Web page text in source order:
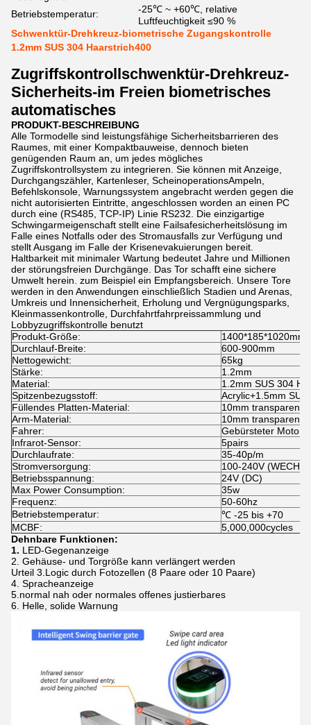
Betriebstemperatur:
-25℃ ~ +60℃, relative
Luftfeuchtigkeit ≤90 %
Schwenktür-Drehkreuz-biometrische Zugangskontrolle
1.2mm SUS 304 Haarstrich400
Zugriffskontrollschwenktür-Drehkreuz-
Sicherheits-im Freien biometrisches
automatisches
PRODUKT-BESCHREIBUNG
Alle Tormodelle sind leistungsfähige Sicherheitsbarrieren des
Raumes, mit einer Kompaktbauweise, dennoch bieten
genügenden Raum an, um jedes mögliches
Zugriffskontrollsystem zu integrieren. Sie können mit Anzeige,
Durchgangszähler, Kartenleser, ScheinoperationsAmpeln,
Befehlskonsole, Warnungssystem angebracht werden gegen die
nicht autorisierten Eintritte, angeschlossen worden an einen PC
durch eine (RS485, TCP-IP) Linie RS232. Die einzigartige
Schwingarmeigenschaft stellt eine Failsafesicherheitslösung im
Falle eines Notfalls oder des Stromausfalls zur Verfügung und
stellt Ausgang im Falle der Krisenevakuierungen bereit.
Haltbarkeit mit minimaler Wartung bedeutet Jahre und Millionen
der störungsfreien Durchgänge. Das Tor schafft eine sichere
Umwelt herein. zum Beispiel ein Empfangsbereich. Unsere Tore
werden in den Anwendungen einschließlich Stadien und Arenas,
Umkreis und Innensicherheit, Erholung und Vergnügungsparks,
Kleinmassenkontrolle, Durchfahrtfahrpreissammlung und
Lobbyzugriffskontrolle benutzt
Produkt-Größe:
1400*185*1020mm
Durchlauf-Breite:
600-900mm
Nettogewicht:
65kg
Stärke:
1.2mm
Material:
1.2mm SUS 304
Spitzenbezugsstoff:
Acrylic+1.5mm
Füllendes Platten-Material:
10mm
Arm-Material:
10mm
Fahrer:
Gebürsteter Motor
Infrarot-Sensor:
5pairs
Durchlaufrate:
35-40p/m
Stromversorgung:
100-240V
Betriebsspannung:
24V (DC)
Max Power Consumption:
35w
Frequenz:
50-60hz
Betriebstemperatur:
℃ -25 bis +70
MCBF:
5,000,000cycles
Dehnbare Funktionen:
1. LED-Gegenanzeige
2. Gehäuse- und Torgröße kann verlängert werden
Urteil 3.Logic durch Fotozellen (8 Paare oder 10 Paare)
4. Spracheanzeige
5.normal nah oder normales offenes justierbares
6. Helle, solide Warnung